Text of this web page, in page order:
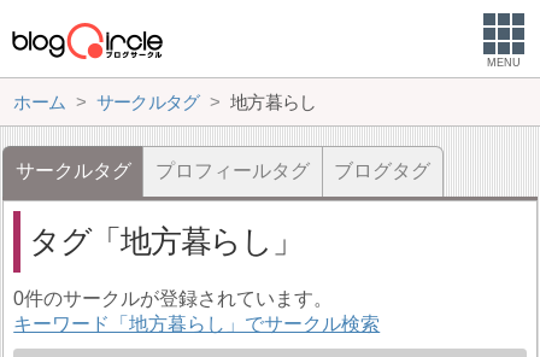
MENU
ホーム サークルタグ 地方暮らし
サークルタグ プロフィールタグ ブログタグ
タグ 地方暮らし
0件のサークルが登録されています。
キーワード「地方暮らし」でサークル検索